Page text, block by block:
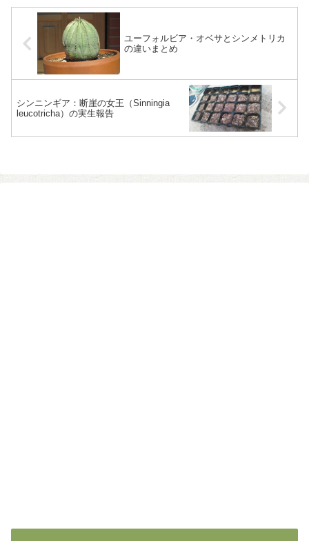
ユーフォルビア・オベサとシンメトリカ
の違いまとめ
シンニンギア：断崖の女王（Sinningia
leucotricha）の実生報告